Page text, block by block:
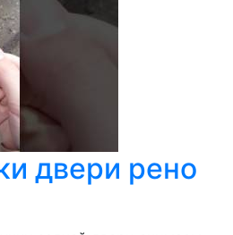
двери рено